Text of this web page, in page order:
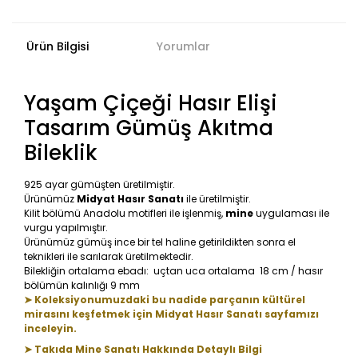
Ürün Bilgisi Yorumlar
Yaşam Çiçeği Hasır Elişi
Tasarım Gümüş Akıtma
Bileklik
925 ayar gümüşten üretilmiştir.
Ürünümüz Midyat Hasır Sanatıile üretilmiştir.
Kilit bölümü Anadolu motifleri ile işlenmiş, mineuygulaması ile
vurgu yapılmıştır.
Ürünümüz gümüş ince bir tel haline getirildikten sonra el
teknikleri ile sarılarak üretilmektedir.
Bilekliğin ortalama ebadı: uçtan uca ortalama 18 cm / hasır
bölümün kalınlığı 9 mm
➤ Koleksiyonumuzdaki bu nadide parçanın kültürel
mirasını keşfetmek için Midyat Hasır Sanatı sayfamızı
inceleyin.
➤ Takıda Mine Sanatı Hakkında Detaylı Bilgi